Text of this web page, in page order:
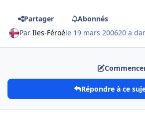
Partager
Abonnés
ParIles-Féroéle 19 mars 200620 a
Répondre à ce